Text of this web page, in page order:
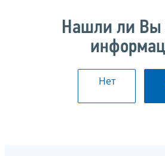
Нашли ли
Нет